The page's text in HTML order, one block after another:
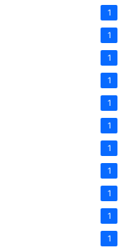
1
1
1
1
1
1
1
1
1
1
1